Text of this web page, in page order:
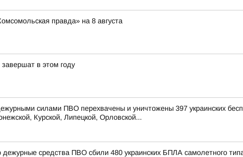
правда» на 8 августа
в этом году
силами ПВО перехвачены и уничтожены 397 украинских
Курской, Липецкой, Орловской...
средства ПВО сбили 480 украинских БПЛА самолетного